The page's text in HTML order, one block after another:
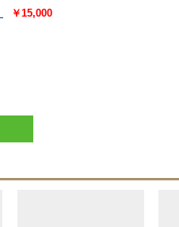
￥15,000